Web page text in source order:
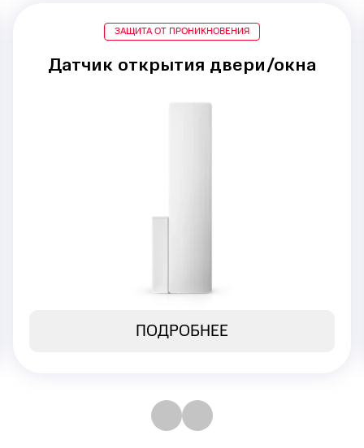
ЗАЩИТА ОТ ПРОНИКНОВЕНИЯ
Датчик открытия двери/окна
ПОДРОБНЕЕ
4 490 ₽